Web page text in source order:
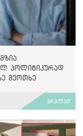
პოლიტიკურად
მეოთხე
ვრცლად